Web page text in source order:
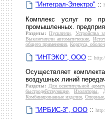
"Интеграл-Электро" ::
Комплекс услуг по
промышленных.
Разделы: Пускатели
Устройства
Выключатели автоматические
общего применения
Корпуса,
"ИНТЭКО", ООО ::
Осуществляет
воздушных линий
Разделы: Для осветительной
быстродействующие
Изоляторы
Комбинированные изделия
Опорные
"ИРБИС-3", ООО ::